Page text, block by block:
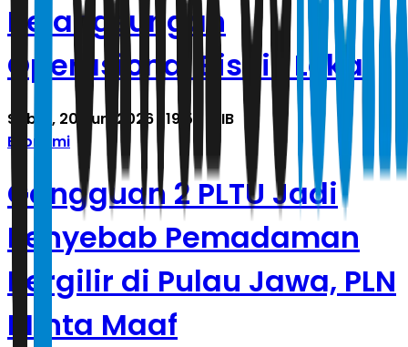
Kelangsungan
Operasional Bisnis Lokal
Sabtu, 20 Juni 2026 | 19.54 WIB
Ekonomi
Gangguan 2 PLTU Jadi
Penyebab Pemadaman
Bergilir di Pulau Jawa, PLN
Minta Maaf